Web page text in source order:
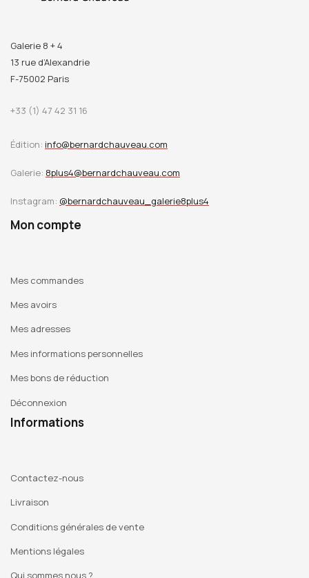
Galerie 8 + 4
13 rue d’Alexandrie
F-75002 Paris
+33 (1) 47 42 31 16
Édition: info@bernardchauveau.com
Galerie: 8plus4@bernardchauveau.com
Instagram: @bernardchauveau_galerie8plus4
Mon compte
Mes commandes
Mes avoirs
Mes adresses
Mes informations personnelles
Mes bons de réduction
Déconnexion
Informations
Contactez-nous
Livraison
Conditions générales de vente
Mentions légales